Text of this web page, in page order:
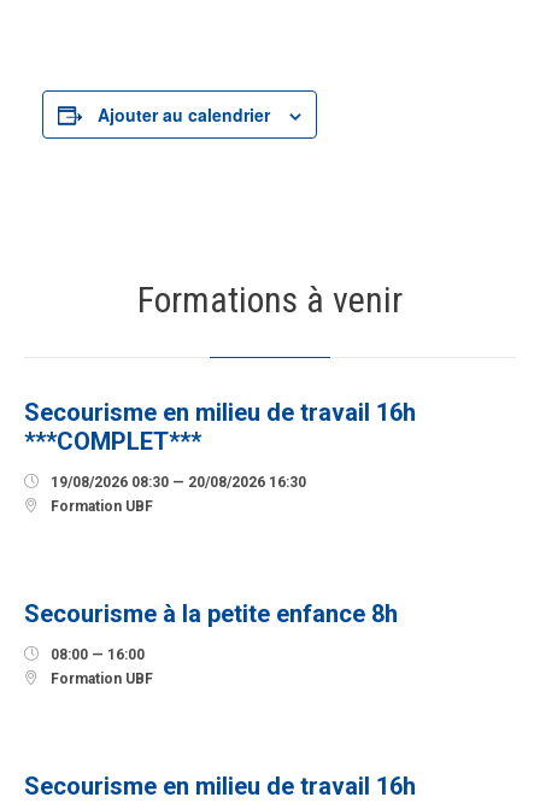
Ajouter au calendrier
Formations à venir
Secourisme en milieu de travail 16h
***COMPLET***
 19/08/2026 08:30 — 20/08/2026 16:30
 Formation UBF
Secourisme à la petite enfance 8h
 08:00 — 16:00
 Formation UBF
Secourisme en milieu de travail 16h